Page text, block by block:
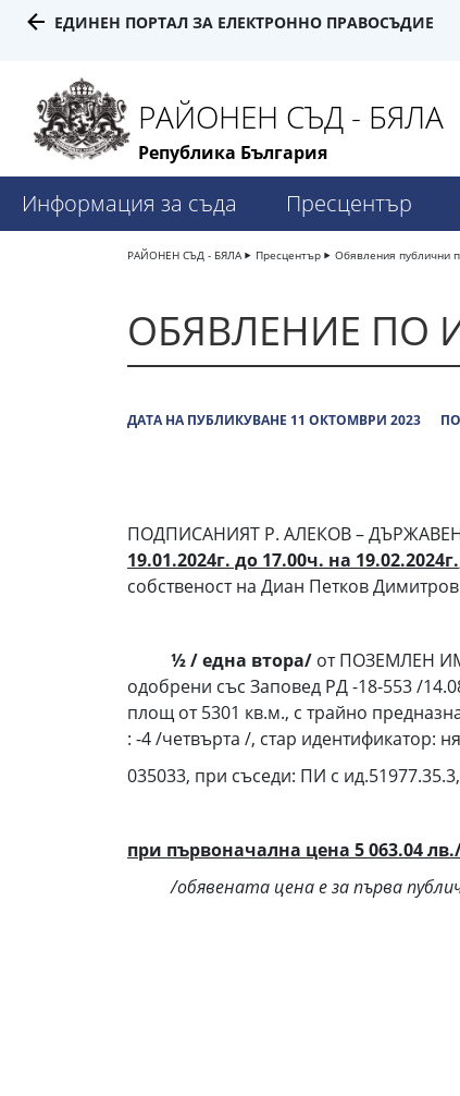
ЕДИНЕН ПОРТАЛ ЗА ЕЛЕКТРОННО ПРАВОСЪДИЕ
РАЙОНЕН СЪД - БЯЛА
Република България
Информация за съда Пресцентър
РАЙОНЕН СЪД - БЯЛА Пресцентър Обявления публични
ОБЯВЛЕНИЕ ПО
ДАТА НА ПУБЛИКУВАНЕ 11 ОКТОМВРИ 2023
ПОДПИСАНИЯТ Р. АЛЕКОВ –
19.01.2024г. до 17.00ч. на 19.02.2024г.
собственост на Диан Петков
½ / една втора/ от ПОЗЕМЛЕН
одобрени със Заповед РД -18-553 /
площ от 5301 кв.м., с трайно
: -4 /четвърта /, стар идентификатор:
035033, при съседи: ПИ с
при първоначална цена 5 063.04
/обявената цена е за първа